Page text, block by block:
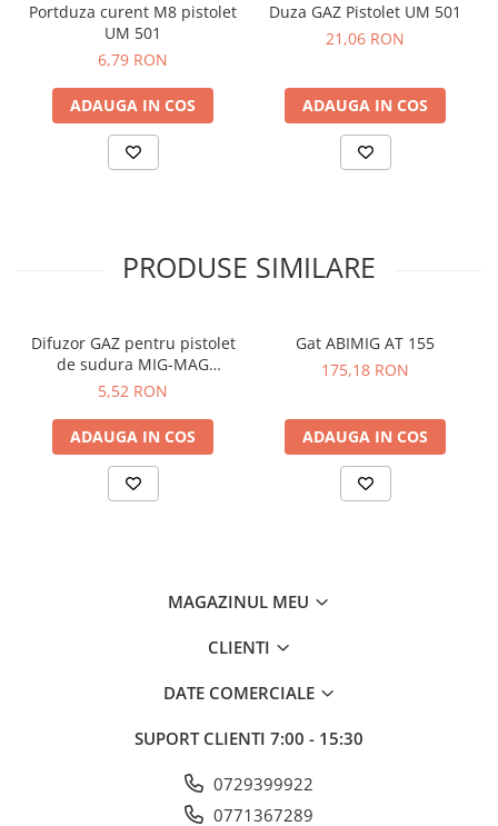
Portduza curent M8 pistolet
UM 501
6,79 RON
ADAUGA IN COS
Duza GAZ Pistolet UM 501
21,06 RON
ADAUGA IN COS
PRODUSE SIMILARE
Difuzor GAZ pentru pistolet
de sudura MIG-MAG
401/501 Long Life
5,52 RON
ADAUGA IN COS
Gat ABIMIG AT 155
175,18 RON
ADAUGA IN COS
MAGAZINUL MEU
CLIENTI
DATE COMERCIALE
SUPORT CLIENTI 7:00 - 15:30
0729399922
0771367289